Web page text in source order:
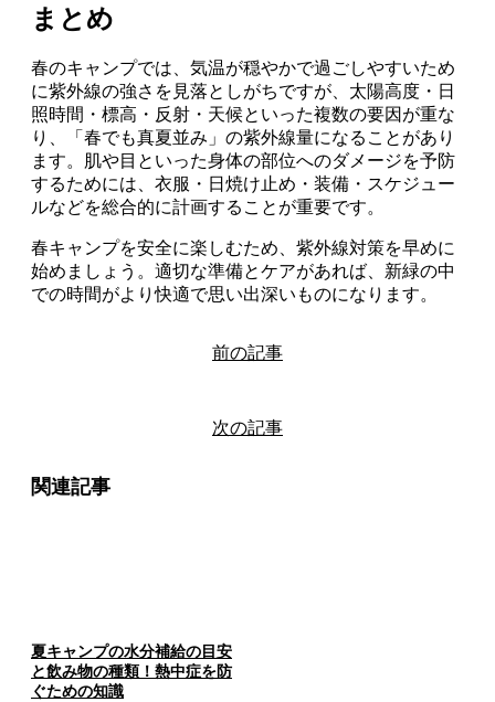
まとめ
春のキャンプでは、気温が穏やかで過ごしやすいため
に紫外線の強さを見落としがちですが、太陽高度・日
照時間・標高・反射・天候といった複数の要因が重な
り、「春でも真夏並み」の紫外線量になることがあり
ます。肌や目といった身体の部位へのダメージを予防
するためには、衣服・日焼け止め・装備・スケジュー
ルなどを総合的に計画することが重要です。
春キャンプを安全に楽しむため、紫外線対策を早めに
始めましょう。適切な準備とケアがあれば、新緑の中
での時間がより快適で思い出深いものになります。
前の記事
次の記事
関連記事
夏キャンプの水分補給の目安
と飲み物の種類！熱中症を防
ぐための知識